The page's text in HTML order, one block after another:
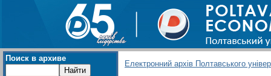
Поиск в архиве
Електронний архів Полтавського